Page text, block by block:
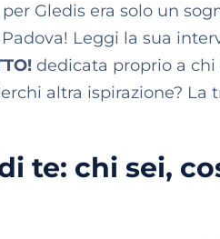
Gledis era solo un
Leggi la sua
dedicata proprio a
altra ispirazione? La
te: chi sei,